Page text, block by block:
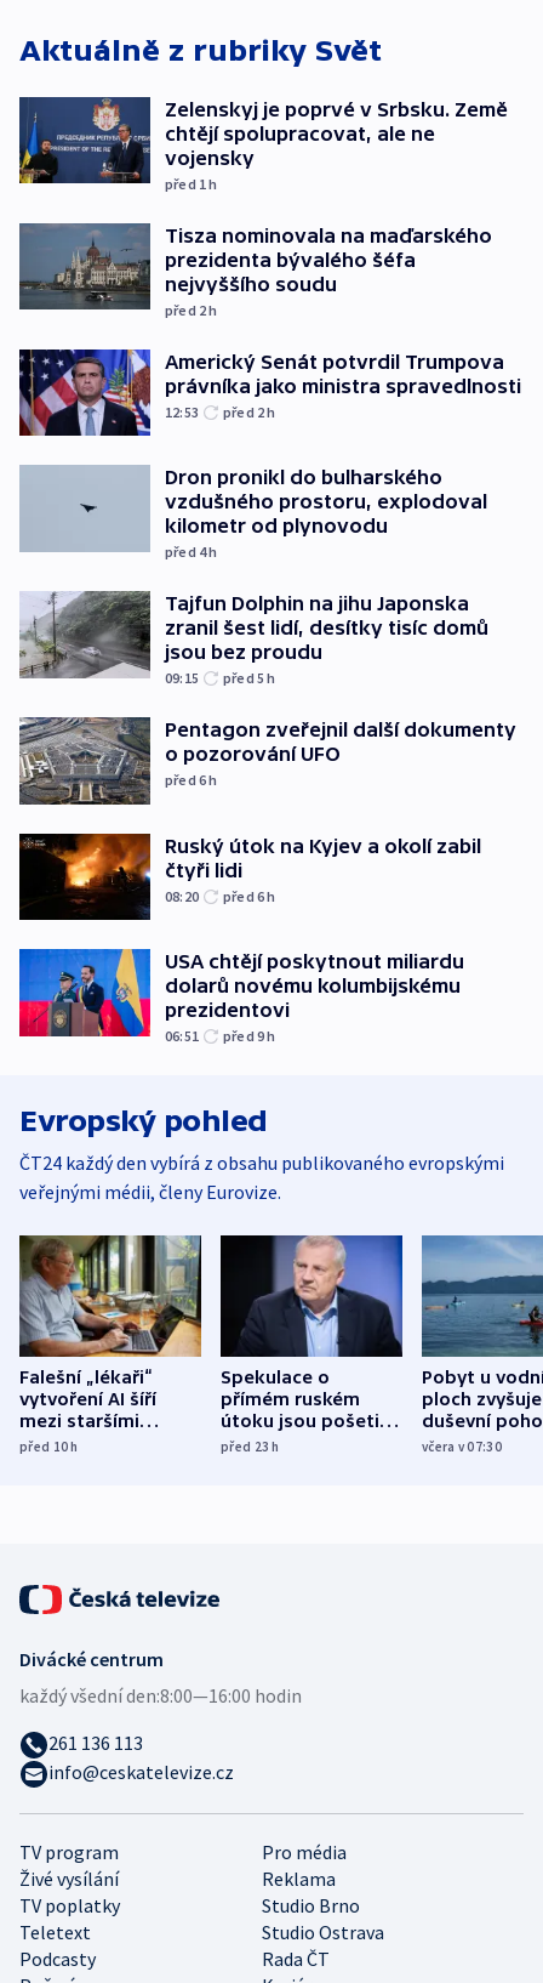
Aktuálně z rubriky Svět
Zelenskyj je poprvé v Srbsku. Země
chtějí spolupracovat, ale ne
vojensky
před 1h
Tisza nominovala na maďarského
prezidenta bývalého šéfa
nejvyššího soudu
před 2h
Americký Senát potvrdil Trumpova
právníka jako ministra spravedlnosti
12:53 před 2h
Dron pronikl do bulharského
vzdušného prostoru, explodoval
kilometr od plynovodu
před 4h
Tajfun Dolphin na jihu Japonska
zranil šest lidí, desítky tisíc domů
jsou bez proudu
09:15 před 5h
Pentagon zveřejnil další dokumenty
o pozorování UFO
před 6h
Ruský útok na Kyjev a okolí zabil
čtyři lidi
08:20 před 6h
USA chtějí poskytnout miliardu
dolarů novému kolumbijskému
prezidentovi
06:51 před 9h
Evropský pohled
ČT24 každý den vybírá z obsahu publikovaného evropskými
veřejnými médii, členy Eurovize.
Falešní „lékaři“
vytvoření AI šíří
mezi staršími
Poláky nebezpečné
před 10h
Spekulace o
přímém ruském
útoku jsou pošetilé,
míní estonský
před 23h
Pobyt u
ploch zvyšuje
duševní
ukázala
včera v 07:30
TV program
Pro média
Živé vysílání
Reklama
TV poplatky
Studio Brno
Teletext
Studio Ostrava
Podcasty
Rada ČT
Divácké centrum
každý všední den:8:00—16:00 hodin
261 136 113
info@ceskatelevize.cz